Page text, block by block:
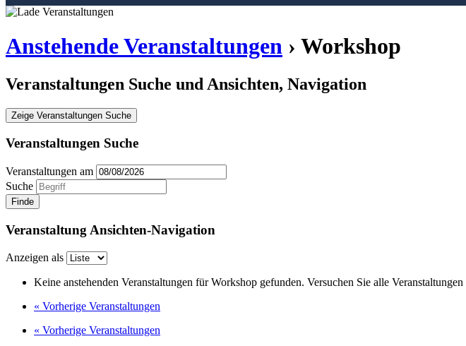
Anstehende Veranstaltungen › Workshop
Veranstaltungen Suche und Ansichten, Navigation
Zeige Veranstaltungen Suche
Veranstaltungen Suche
Veranstaltungen am
Suche
Veranstaltung Ansichten-Navigation
Anzeigen als
Keine anstehenden Veranstaltungen für Workshop gefunden. Versuchen Sie alle
« Vorherige Veranstaltungen
« Vorherige Veranstaltungen